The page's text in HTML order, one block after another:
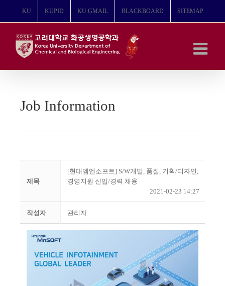
뛰
KU KUPID KU GMAIL BLACKBOARD SITEMAP
Job Information
제목
[현대엠엔소프트] S/W개발, 품질, 기획/디자인,
경영지원 신입/경력 채용
2021-02-23 14:27
작성자 관리자